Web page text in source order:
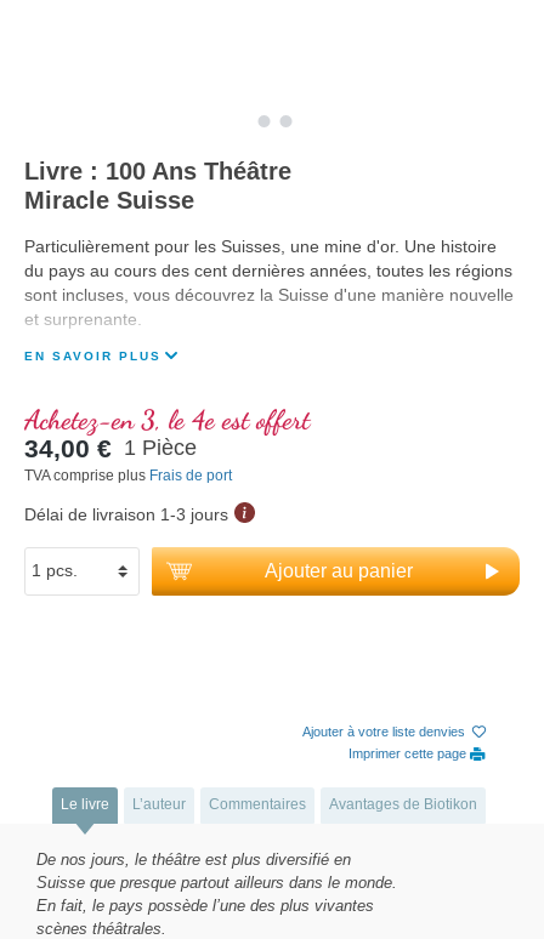
Livre : 100 Ans Théâtre
Miracle Suisse
Particulièrement pour les Suisses, une mine d'or. Une histoire
du pays au cours des cent dernières années, toutes les régions
sont incluses, vous découvrez la Suisse d'une manière nouvelle
et surprenante.
EN SAVOIR PLUS
Achetez-en 3, le 4e est offert
34,00 € 1 Pièce
TVA comprise plus Frais de port
Délai de livraison 1-3 jours
Ajouter au panier
Ajouter à votre liste denvies
Imprimer cette page
Le livre L’auteur Commentaires Avantages de Biotikon
De nos jours, le théâtre est plus diversifié en
Suisse que presque partout ailleurs dans le monde.
En fait, le pays possède l’une des plus vivantes
scènes théâtrales.